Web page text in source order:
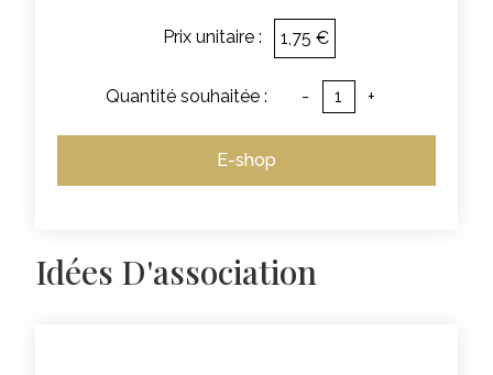
Prix unitaire : 1,75 €
Quantité souhaitée : - +
E-shop
Idées D'association